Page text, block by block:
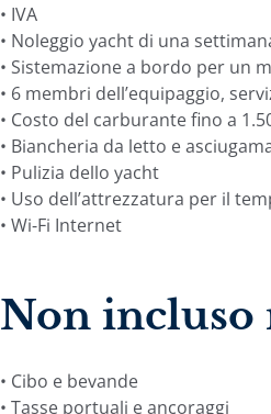
• IVA
• Noleggio yacht di una
• Sistemazione a bordo per un
• 6 membri dell’equipaggio,
• Costo del carburante fino a
• Biancheria da letto e
• Pulizia dello yacht
• Uso dell’attrezzatura per il
• Wi-Fi Internet
Non incluso
• Cibo e bevande
• Tasse portuali e ancoraggi